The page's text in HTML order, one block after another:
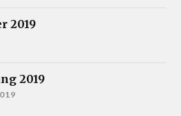
2019
2019